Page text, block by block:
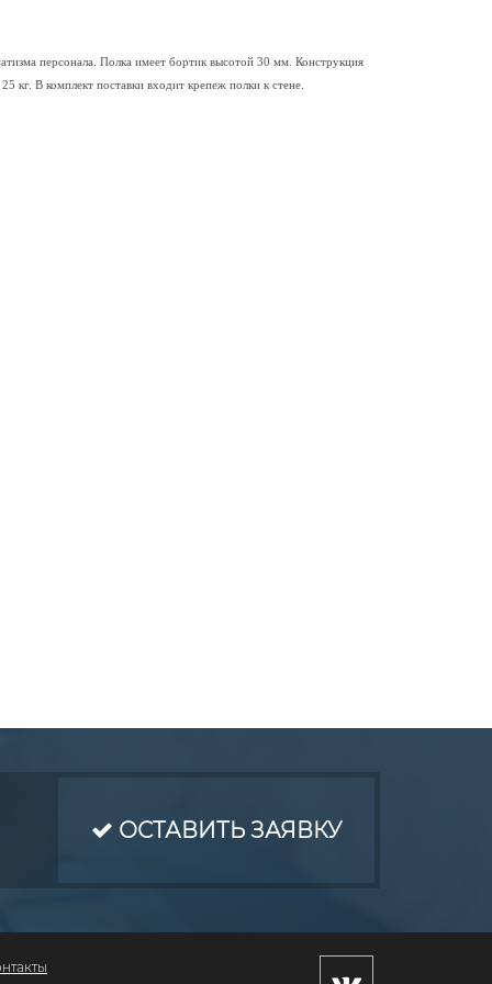
персонала. Полка имеет бортик высотой 30 мм. Конструкция
кг. В комплект поставки входит крепеж полки к стене.
ОСТАВИТЬ ЗАЯВКУ